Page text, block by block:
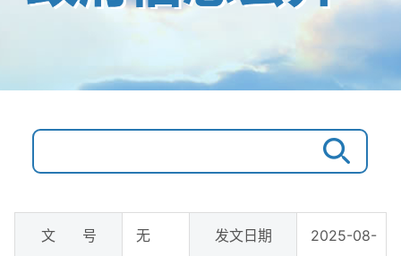
文 号 无 发文日期
2025-08-